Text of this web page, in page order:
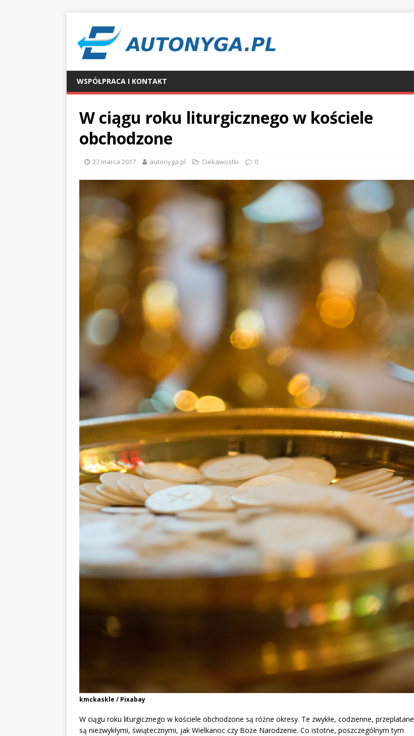
WSPÓŁPRACA I KONTAKT
W ciągu roku liturgicznego w kościele
obchodzone
27 marca 2017 autonyga.pl Ciekawostki 0
kmckaskle / Pixabay
W ciągu roku liturgicznego w kościele obchodzone są różne okresy. Te zwykłe, codzienne, przeplatane
są niezwykłymi, świątecznymi, jak Wielkanoc czy Boże Narodzenie. Co istotne, poszczególnym tym